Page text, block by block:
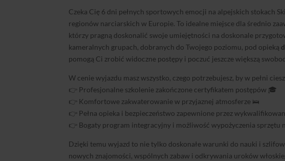
Czeka Cię 6 dni pełnych sportowych emocji na alpejskich stokach
regionów narciarskich w Europie. To idealne miejsce dla średnio
którzy pragną doskonalić swoje umiejętności na doskonale
kameralnych grupach, dobranych do Twojego poziomu, pod opieką
pomogą Ci zrobić widoczne postępy i poczuć jeszcze większą
W cenie wyjazdu masz wszystko, czego potrzebujesz, by w pełni
👉 Profesjonalne szkolenie zakończone certyfikatem postępów 🎓
👉 Komfortowe zakwaterowanie w przyjaznej atmosferze 🛌
👉 Pełna opieka i bezpieczeństwo zapewnione przez
👉 Bogaty program integracyjny i możliwość wypożyczenia sprzętu
Dzięki temu wyjazd to nie tylko doskonałe warunki do nauki i
nowych znajomości, wspólnych zabaw i odkrywania uroków